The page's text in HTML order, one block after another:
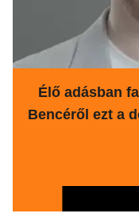
Élő adásban
Bencéről ezt a